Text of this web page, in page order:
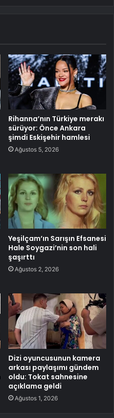
Rihanna’nın Türkiye merakı
sürüyor: Önce Ankara
şimdi Eskişehir hamlesi
Ağustos 5, 2026
Yeşilçam’ın Sarışın Efsanesi
Hale Soygazi’nin son hali
şaşırttı
Ağustos 2, 2026
Dizi oyuncusunun kamera
arkası paylaşımı gündem
oldu: Tokat sahnesine
açıklama geldi
Ağustos 1, 2026